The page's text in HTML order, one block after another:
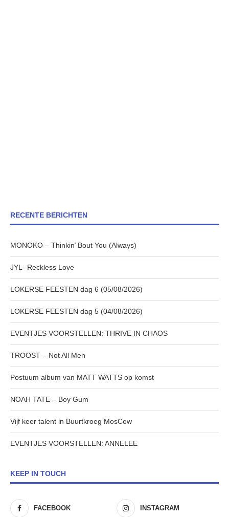
RECENTE BERICHTEN
MONOKO – Thinkin’ Bout You (Always)
JYL- Reckless Love
LOKERSE FEESTEN dag 6 (05/08/2026)
LOKERSE FEESTEN dag 5 (04/08/2026)
EVENTJES VOORSTELLEN: THRIVE IN CHAOS
TROOST – Not All Men
Postuum album van MATT WATTS op komst
NOAH TATE – Boy Gum
Vijf keer talent in Buurtkroeg MosCow
EVENTJES VOORSTELLEN: ANNELEE
KEEP IN TOUCH
FACEBOOK INSTAGRAM